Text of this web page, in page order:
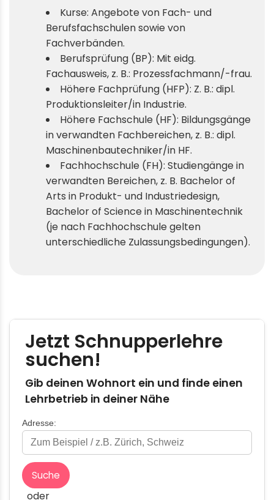
Kurse: Angebote von Fach- und
Berufsfachschulen sowie von
Fachverbänden.
Berufsprüfung (BP): Mit eidg.
Fachausweis, z. B.: Prozessfachmann/-frau.
Höhere Fachprüfung (HFP): Z. B.: dipl.
Produktionsleiter/in Industrie.
Höhere Fachschule (HF): Bildungsgänge
in verwandten Fachbereichen, z. B.: dipl.
Maschinenbautechniker/in HF.
Fachhochschule (FH): Studiengänge in
verwandten Bereichen, z. B. Bachelor of
Arts in Produkt- und Industriedesign,
Bachelor of Science in Maschinentechnik
(je nach Fachhochschule gelten
unterschiedliche Zulassungsbedingungen).
Gib deinen Wohnort ein und finde einen
Lehrbetrieb in deiner Nähe
Adresse:
Suche
oder